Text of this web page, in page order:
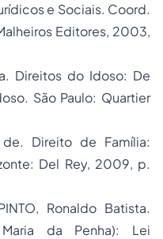
e Sociais. Coord.
Editores, 2003,
Direitos do Idoso: De
São Paulo: Quartier
de. Direito de Família:
Del Rey, 2009, p.
Ronaldo Batista.
da Penha): Lei